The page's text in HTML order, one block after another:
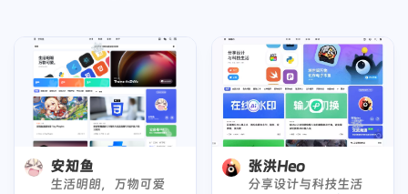
安知鱼
生活明朗，万物可爱
张洪Heo
分享设计与科技生活